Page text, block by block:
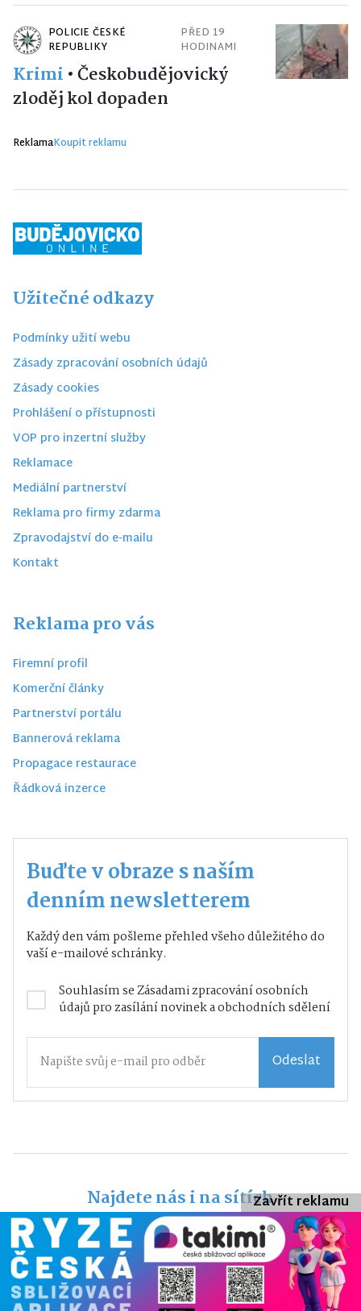
POLICIE ČESKÉ
REPUBLIKY
PŘED 19
HODINAMI
Krimi •Českobudějovický
zloděj kol dopaden
ReklamaKoupit reklamu
Užitečné odkazy
Podmínky užití webu
Zásady zpracování osobních údajů
Zásady cookies
Prohlášení o přístupnosti
VOP pro inzertní služby
Reklamace
Mediální partnerství
Reklama pro firmy zdarma
Zpravodajství do e-mailu
Kontakt
Reklama pro vás
Firemní profil
Komerční články
Partnerství portálu
Bannerová reklama
Propagace restaurace
Řádková inzerce
Buďte v obraze s naším
denním newsletterem
Každý den vám pošleme přehled všeho důležitého do
vaší e-mailové schránky.
Souhlasím seZásadami zpracování osobních
údajůpro zasílání novinek a obchodních sdělení
Odeslat
Najdete nás i na sítích
Veškerý obsah webu je chráněn autorským zákonem a bez
Zavřít reklamu